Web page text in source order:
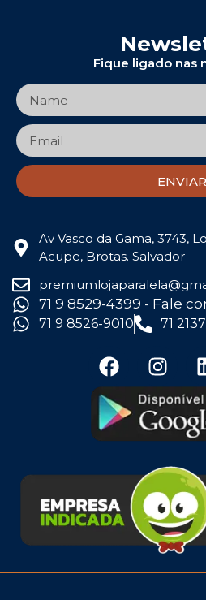
Fique ligado nas
ENVIAR
Av Vasco da Gama, 3743,
Acupe, Brotas. Salvador
71 9 8529-4399 - Fale
71 9 8526-9010 71